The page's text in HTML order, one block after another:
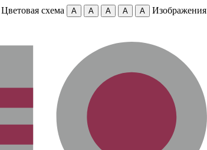
Цветовая схема A A A A A Изображения